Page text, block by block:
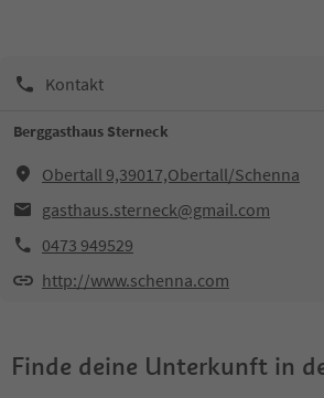
Kontakt
Berggasthaus Sterneck
Obertall 9,39017,Obertall/Schenna
gasthaus.sterneck@gmail.com
0473 949529
http://www.schenna.com
Finde deine Unterkunft in